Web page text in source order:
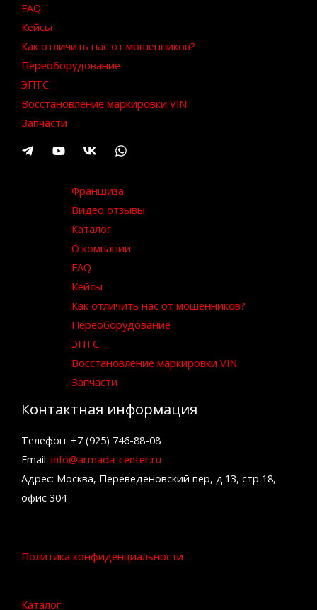
FAQ
Кейсы
Как отличить нас от мошенников?
Переоборудование
ЭПТС
Восстановление маркировки VIN
Запчасти
Франшиза
Видео отзывы
Каталог
О компании
FAQ
Кейсы
Как отличить нас от мошенников?
Переоборудование
ЭПТС
Восстановление маркировки VIN
Запчасти
Контактная информация
Телефон: +7 (925) 746-88-08
Email: info@armada-center.ru
Адрес: Москва, Переведеновский пер, д.13, стр 18,
офис 304
Политика конфиденциальности
Каталог